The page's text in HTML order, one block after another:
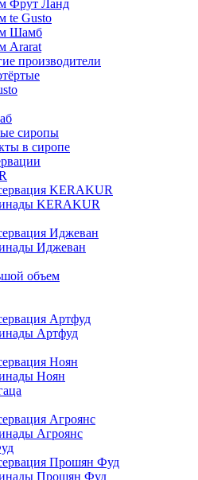
Фрут Ланд
te Gusto
Шамб
Ararat
производители
сиропы
в сиропе
KERAKUR
KERAKUR
Иджеван
Иджеван
объем
Артфуд
Артфуд
Ноян
Ноян
Агроянс
Агроянс
Прошян Фуд
Прошян Фуд